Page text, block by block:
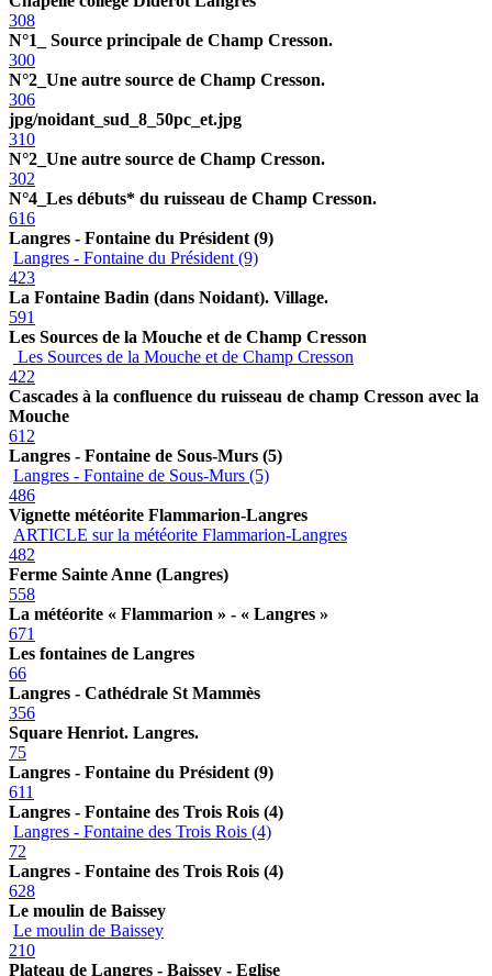
308
N°1_ Source principale de Champ Cresson.
300
N°2_Une autre source de Champ Cresson.
306
jpg/noidant_sud_8_50pc_et.jpg
310
N°2_Une autre source de Champ Cresson.
302
N°4_Les débuts* du ruisseau de Champ Cresson.
616
Langres - Fontaine du Président (9)
Langres - Fontaine du Président (9)
423
La Fontaine Badin (dans Noidant). Village.
591
Les Sources de la Mouche et de Champ Cresson
Les Sources de la Mouche et de Champ Cresson
422
Cascades à la confluence du ruisseau de champ Cresson avec la
Mouche
612
Langres - Fontaine de Sous-Murs (5)
Langres - Fontaine de Sous-Murs (5)
486
Vignette météorite Flammarion-Langres
ARTICLE sur la météorite Flammarion-Langres
482
Ferme Sainte Anne (Langres)
558
La météorite « Flammarion » - « Langres »
671
Les fontaines de Langres
66
Langres - Cathédrale St Mammès
356
Square Henriot. Langres.
75
Langres - Fontaine du Président (9)
611
Langres - Fontaine des Trois Rois (4)
Langres - Fontaine des Trois Rois (4)
72
Langres - Fontaine des Trois Rois (4)
628
Le moulin de Baissey
Le moulin de Baissey
210
Plateau de Langres - Baissey - Eglise